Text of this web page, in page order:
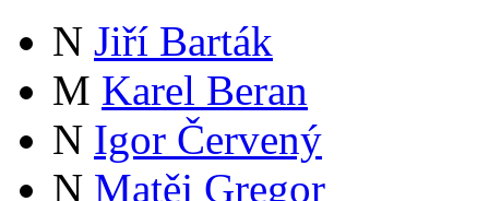
N Jiří Barták
M Karel Beran
N Igor Červený
N Matěj Gregor